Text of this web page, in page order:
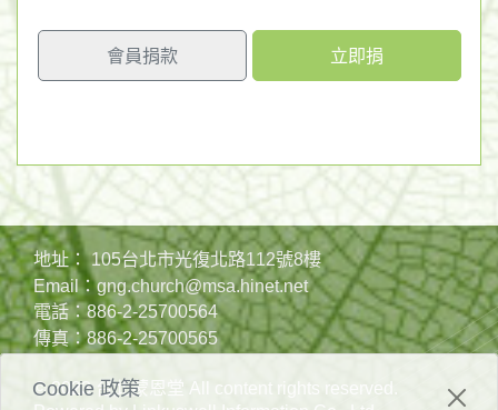
會員捐款 立即捐
Cookie 政策
地址：105台北市光復北路112號8樓
Email：gng.church@msa.hinet.net
電話：886-2-25700564
傳真：886-2-25700565
© 2023 台北蒙恩堂 All content rights reserved.